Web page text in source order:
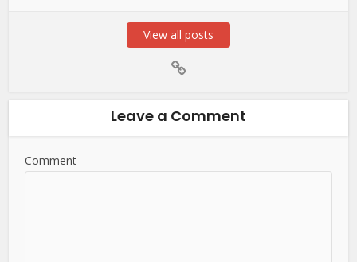
View all posts
Leave a Comment
Comment